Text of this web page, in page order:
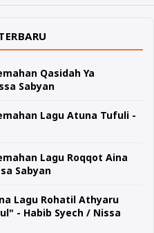
Qasidah Ya
Sabyan
Lagu Atuna Tufuli -
Lagu Roqqot Aina
Sabyan
Lagu Rohatil Athyaru
- Habib Syech / Nissa